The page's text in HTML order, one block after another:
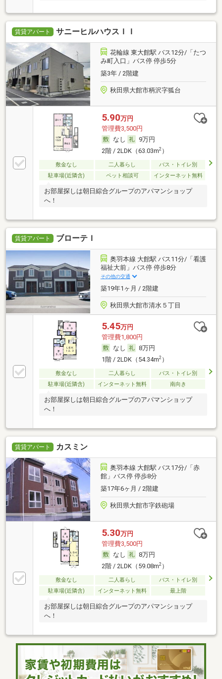
賃貸アパート サニーヒルハウスＩＩ
花輪線 東大館駅 バス12分/「たつ
み町入口」バス停 停歩5分
築3年 / 2階建
秋田県大館市柄沢字狐台
5.90万円
管理費3,500円
なし
9万円
2階 / 2LDK（63.03m2）
敷金なし 二人暮らし
バス・トイレ別
駐車場(近隣含)
ペット相談可 インターネット無料
お部屋探しは朝日綜合グループのアパマンショップ
へ！
賃貸アパート ブローテＩ
奥羽本線 大館駅 バス11分/「看護
福祉大前」バス停 停歩8分
その他の交通
築19年1ヶ月 / 2階建
秋田県大館市清水５丁目
5.45万円
管理費1,800円
なし
8万円
1階 / 2LDK（54.34m2）
敷金なし 二人暮らし
バス・トイレ別
駐車場(近隣含)
インターネット無料 南向き
お部屋探しは朝日綜合グループのアパマンショップ
へ！
賃貸アパート カスミン
奥羽本線 大館駅 バス17分/「赤
館」バス停 停歩8分
築17年6ヶ月 / 2階建
秋田県大館市字鉄砲場
5.30万円
管理費3,500円
なし
8万円
2階 / 2LDK（59.08m2）
敷金なし 二人暮らし
バス・トイレ別
駐車場(近隣含)
インターネット無料 最上階
お部屋探しは朝日綜合グループのアパマンショップ
へ！